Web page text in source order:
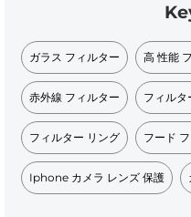
ガラス フィルター 高 性能
赤外線 フィルター フィルタ
フィルター リング フード
Iphone カメラ レンズ 保護